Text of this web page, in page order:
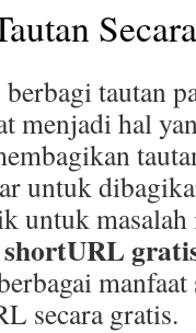
tautan
menjadi hal
untuk
untuk
shortURL
manfaat
secara gratis.